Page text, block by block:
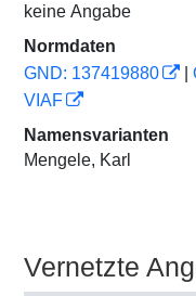
keine Angabe
Normdaten
GND: 137419880
VIAF
Namensvarianten
Mengele, Karl
Vernetzte